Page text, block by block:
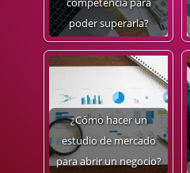
competencia para
poder superarla?
¿Cómo hacer un
estudio de mercado
para abrir un negocio?